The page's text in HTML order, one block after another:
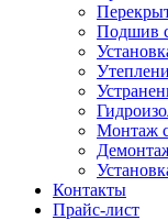
Подшив
Монтаж
Контакты
Прайс-лист